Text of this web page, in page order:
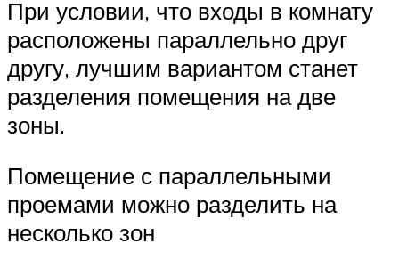
При условии, что входы в комнату
расположены параллельно друг
другу, лучшим вариантом станет
разделения помещения на две
зоны.
Помещение с параллельными
проемами можно разделить на
несколько зон